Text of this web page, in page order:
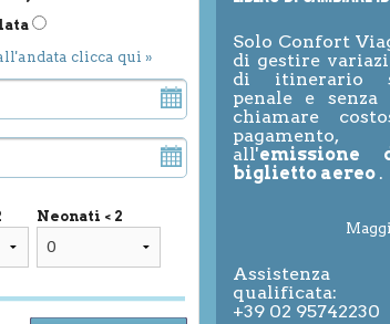
clicca qui »
Neonati < 2
Solo Confort
di gestire
di itinerario
penale e
chiamare
all'emissione
biglietto aereo .
Assistenza
qualificata:
+39 02 95742230